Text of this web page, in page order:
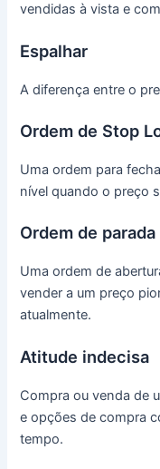
vendidas à vista e
Espalhar
A diferença entre o
Ordem de Stop
Uma ordem para
nível quando o preço
Ordem de parada
Uma ordem de
vender a um preço
atualmente.
Atitude indecisa
Compra ou venda de
e opções de compra
tempo.